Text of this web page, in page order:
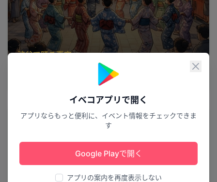
閉じ
イベコアプリで開く
アプリならもっと便利に、イベント情報をチェックできま
す
Google Playで開く
アプリの案内を再度表示しない
渋谷で踊る夏夜
花火